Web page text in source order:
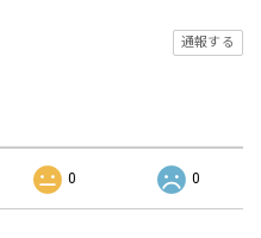
通報する
0 0